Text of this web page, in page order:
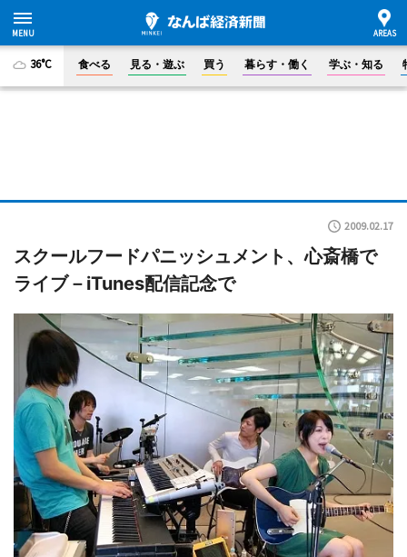
36°C 食べる 見る・遊ぶ 買う 暮らす・働く 学ぶ・知る
2009.02.17
スクールフードパニッシュメント、心斎橋で
ライブ－iTunes配信記念で